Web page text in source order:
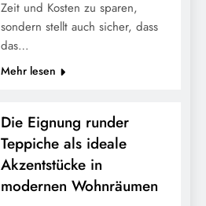
Zeit und Kosten zu sparen,
sondern stellt auch sicher, dass
das…
Mehr lesen
Die Eignung runder
Teppiche als ideale
Akzentstücke in
modernen Wohnräumen